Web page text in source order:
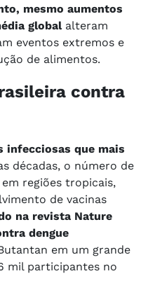
mesmo aumentos
global alteram
eventos extremos e
de alimentos.
contra
infecciosas que mais
décadas, o número de
regiões tropicais,
de vacinas
na revista Nature
dengue
em um grande
mil participantes no